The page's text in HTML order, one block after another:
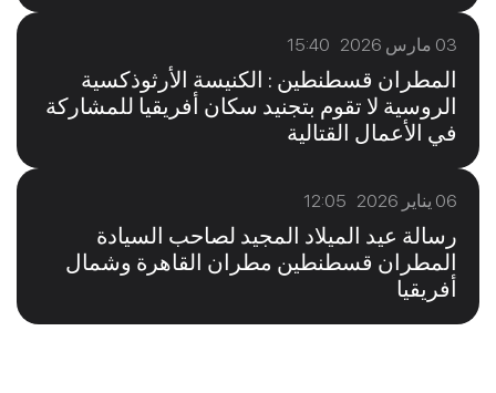
03 مارس 2026 15:40
المطران قسطنطين : الكنيسة الأرثوذكسية
الروسية لا تقوم بتجنيد سكان أفريقيا للمشاركة
في الأعمال القتالية
06 يناير 2026 12:05
رسالة عيد الميلاد المجيد لصاحب السيادة
المطران قسطنطين مطران القاهرة وشمال
أفريقيا